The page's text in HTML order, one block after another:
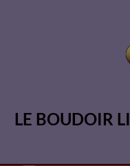
LE BOUDOIR